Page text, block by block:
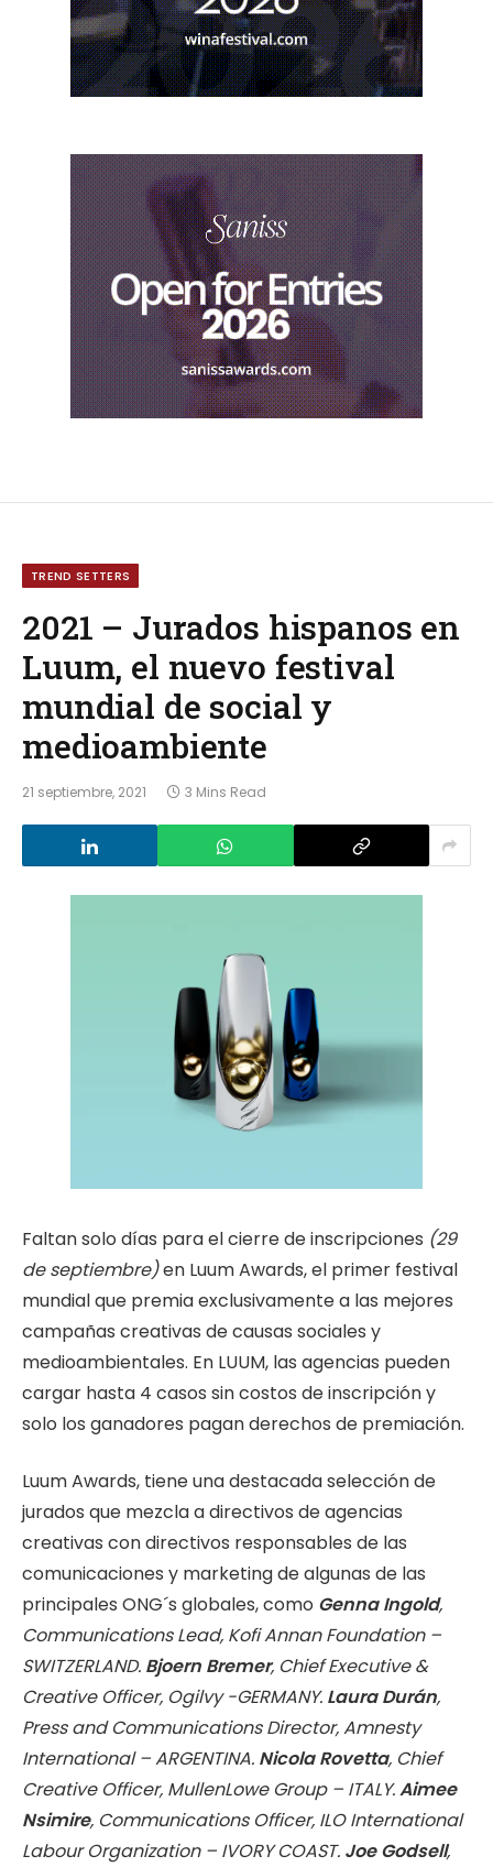
TREND SETTERS
2021 – Jurados hispanos en
Luum, el nuevo festival
mundial de social y
medioambiente
21 septiembre, 2021 3 Mins Read
Faltan solo días para el cierre de inscripciones (29
de septiembre)en Luum Awards, el primer festival
mundial que premia exclusivamente a las mejores
campañas creativas de causas sociales y
medioambientales. En LUUM, las agencias pueden
cargar hasta 4 casos sin costos de inscripción y
solo los ganadores pagan derechos de premiación.
Luum Awards, tiene una destacada selección de
jurados que mezcla a directivos de agencias
creativas con directivos responsables de las
comunicaciones y marketing de algunas de las
principales ONG´s globales, como Genna Ingold,
Communications Lead, Kofi Annan Foundation –
SWITZERLAND. Bjoern Bremer, Chief Executive &
Creative Officer, Ogilvy -GERMANY. Laura Durán,
Press and Communications Director, Amnesty
International – ARGENTINA. Nicola Rovetta, Chief
Creative Officer, MullenLowe Group – ITALY.Aimee
Nsimire, Communications Officer, ILO International
Labour Organization – IVORY COAST. Joe Godsell,